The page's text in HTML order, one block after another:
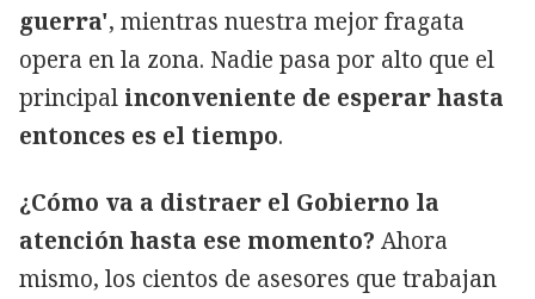
guerra', mientras nuestra mejor fragata
opera en la zona. Nadie pasa por alto que el
principal inconveniente de esperar hasta
entonces es el tiempo.
¿Cómo va a distraer el Gobierno la
atención hasta ese momento? Ahora
mismo, los cientos de asesores que trabajan